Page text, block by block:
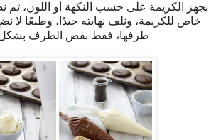
نجهز الكريمة على حسب النكهة أو اللون،
خاص للكريمة، ونلف نهايته جيدًا، وطبعًا لا
طرفها، فقط نقص الطرف